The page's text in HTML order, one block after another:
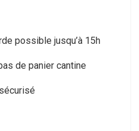
possible jusqu’à 15h
de panier cantine